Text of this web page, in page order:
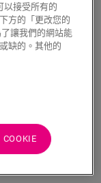
以接受所有的
方的「更改您的
讓我們的網站能
缺的。其他的